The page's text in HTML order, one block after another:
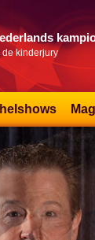
kinderjury